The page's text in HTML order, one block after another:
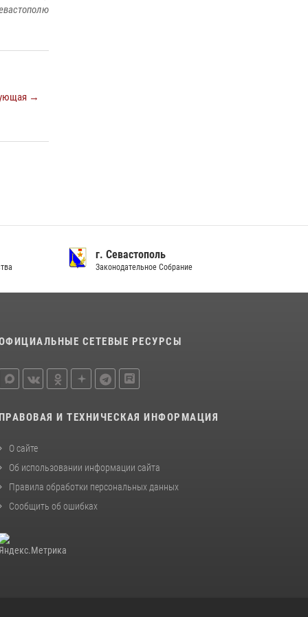
→
г. Севастополь
Законодательное Собрание
СЕТЕВЫЕ РЕСУРСЫ
ПРАВОВАЯ И ТЕХНИЧЕСКАЯ ИНФОРМАЦИЯ
О сайте
Об использовании информации сайта
Правила обработки персональных данных
Сообщить об ошибках